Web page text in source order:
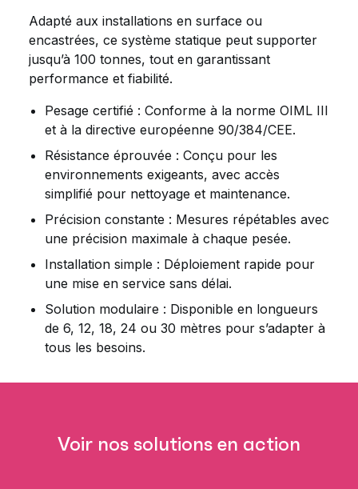
Adapté aux installations en surface ou
encastrées, ce système statique peut supporter
jusqu’à 100 tonnes, tout en garantissant
performance et fiabilité.
Pesage certifié : Conforme à la norme OIML III
et à la directive européenne 90/384/CEE.
Résistance éprouvée : Conçu pour les
environnements exigeants, avec accès
simplifié pour nettoyage et maintenance.
Précision constante : Mesures répétables avec
une précision maximale à chaque pesée.
Installation simple : Déploiement rapide pour
une mise en service sans délai.
Solution modulaire : Disponible en longueurs
de 6, 12, 18, 24 ou 30 mètres pour s’adapter à
tous les besoins.
Voir nos solutions en action